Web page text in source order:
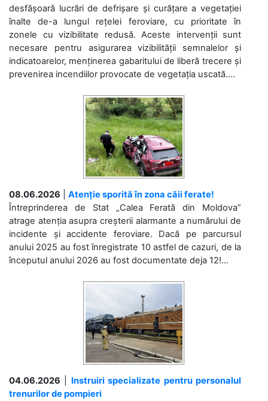
desfășoară lucrări de defrișare și curățare a vegetației
înalte de-a lungul rețelei feroviare, cu prioritate în
zonele cu vizibilitate redusă. Aceste intervenții sunt
necesare pentru asigurarea vizibilității semnalelor și
indicatoarelor, menținerea gabaritului de liberă trecere și
prevenirea incendiilor provocate de vegetația uscată....
08.06.2026
Atenție sporită în zona căii ferate!
Întreprinderea de Stat „Calea Ferată din Moldova”
atrage atenția asupra creșterii alarmante a numărului de
incidente și accidente feroviare. Dacă pe parcursul
anului 2025 au fost înregistrate 10 astfel de cazuri, de la
începutul anului 2026 au fost documentate deja 12!...
04.06.2026
Instruiri specializate pentru personalul
trenurilor de pompieri